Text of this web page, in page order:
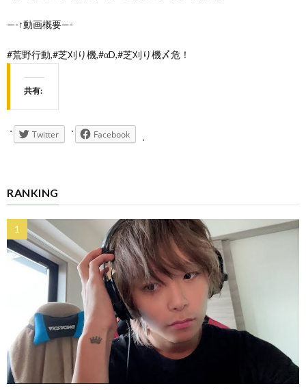
—-↑動画概要—-
#荒野行動,#芝刈り機,#αD,#芝刈り機〆危！
共有:
Twitter Facebook
RANKING